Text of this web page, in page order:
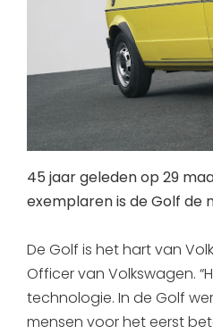
45 jaar geleden op 29
exemplaren is de Golf de
De Golf is het hart van
Officer van Volkswagen.
technologie. In de Golf
mensen voor het eerst